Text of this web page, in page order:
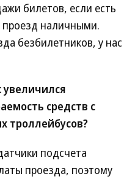
билетов, если есть
наличными.
безбилетников, у нас
средств с
троллейбусов?
подсчета
проезда, поэтому